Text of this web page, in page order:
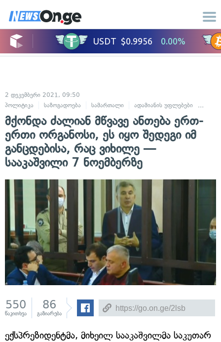
2 დეკემბერი 2021, 09:50
პოლიტიკა
საზოგადოება სამართალი ადამიანის უფლებები
მქონდა ძალიან მწვავე ანთება ერთ-
ერთი ორგანოსი, ეს იყო შედეგი იმ
განცდებისა, რაც ვიხილე —
სააკაშვილი 7 ნოემბერზე
550
წაკითხვა
86
გაზიარება
ექსპრეზიდენტმა, მიხეილ სააკაშვილმა საკუთარ